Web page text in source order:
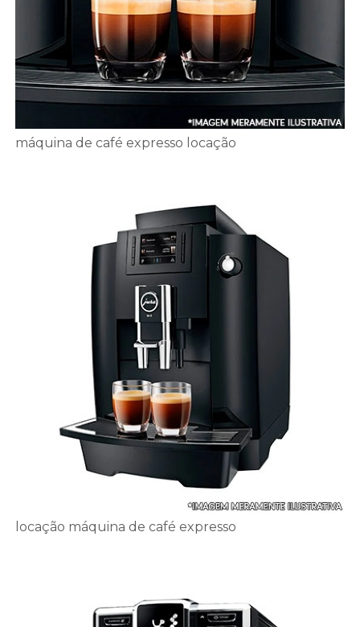
máquina de café expresso locação
locação máquina de café expresso